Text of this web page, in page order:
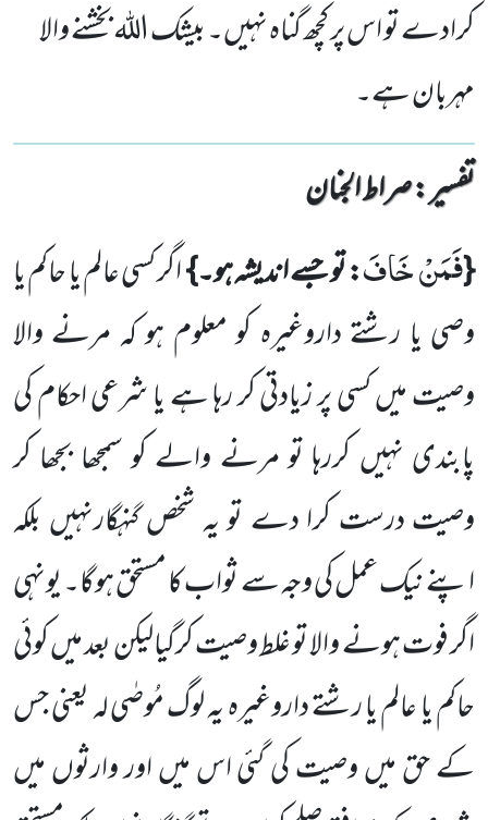
کرادے تو اس پر کچھ گناہ نہیں۔ بیشک اللہ بخشنے والا
مہربان ہے۔
تفسیر : ‎صراط الجنان
{فَمَنْ خَافَ: تو جسے اندیشہ ہو۔}اگر کسی عالم یا حاکم یا
وصی یا رشتے داروغیرہ کو معلوم ہو کہ مرنے والا
وصیت میں کسی پر زیادتی کر رہا ہے یا شرعی احکام کی
پابندی نہیں کررہا تو مرنے والے کو سمجھا بجھا کر
وصیت درست کرا دے تو یہ شخص گنہگارنہیں بلکہ
اپنے نیک عمل کی وجہ سے ثواب کا مستحق ہوگا۔ یونہی
اگر فوت ہونے والا تو غلط وصیت کرگیالیکن بعد میں کوئی
حاکم یا عالم یا رشتے داروغیرہ یہ لوگ مُوصٰی لہ یعنی جس
کے حق میں وصیت کی گئی اس میں اور وارثوں میں